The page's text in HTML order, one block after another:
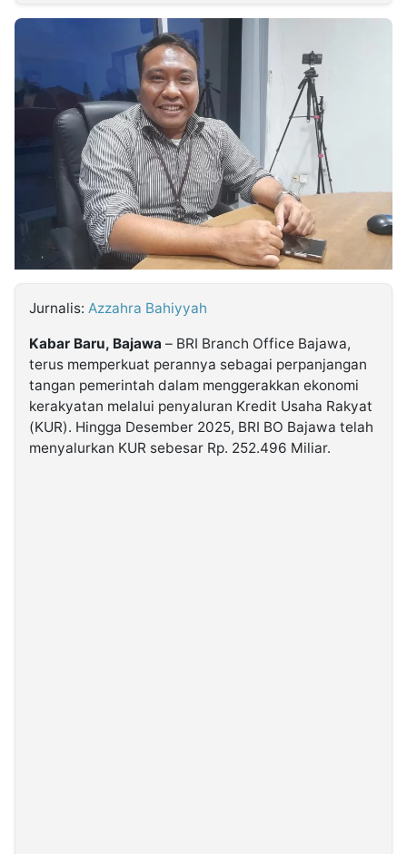
INDONESIA
Partner
Idealita
Dinamikapost.com
Seedbacklink
Jurnalis: Azzahra Bahiyyah
Kabar Baru, Bajawa – BRI Branch Office Bajawa,
terus memperkuat perannya sebagai perpanjangan
tangan pemerintah dalam menggerakkan ekonomi
kerakyatan melalui penyaluran Kredit Usaha Rakyat
(KUR). Hingga Desember 2025, BRI BO Bajawa telah
menyalurkan KUR sebesar Rp. 252.496 Miliar.